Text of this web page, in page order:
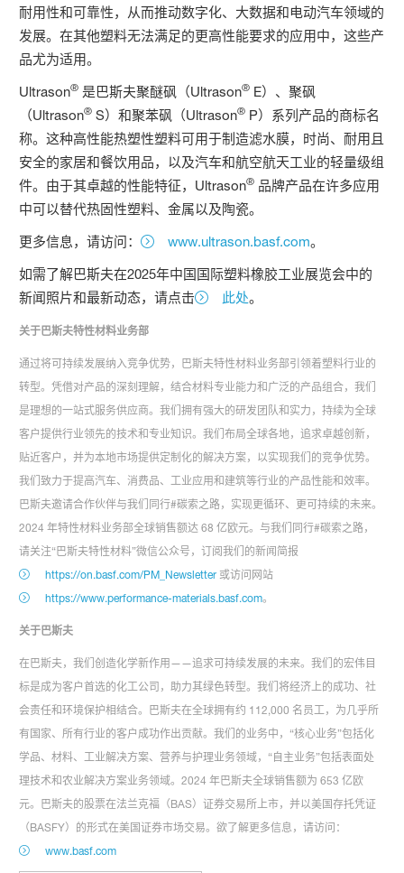
耐用性和可靠性，从而推动数字化、大数据和电动汽车领域的
发展。在其他塑料无法满足的更高性能要求的应用中，这些产
品尤为适用。
Ultrason® 是巴斯夫聚醚砜（Ultrason® E）、聚砜
（Ultrason® S）和聚苯砜（Ultrason® P）系列产品的商标名
称。这种高性能热塑性塑料可用于制造滤水膜，时尚、耐用且
安全的家居和餐饮用品，以及汽车和航空航天工业的轻量级组
件。由于其卓越的性能特征，Ultrason® 品牌产品在许多应用
中可以替代热固性塑料、金属以及陶瓷。
更多信息，请访问：
www.ultrason.basf.com。
如需了解巴斯夫在2025年中国国际塑料橡胶工业展览会中的
新闻照片和最新动态，请点击
此处。
关于巴斯夫特性材料业务部
通过将可持续发展纳入竞争优势，巴斯夫特性材料业务部引领着塑料行业的
转型。凭借对产品的深刻理解，结合材料专业能力和广泛的产品组合，我们
是理想的一站式服务供应商。我们拥有强大的研发团队和实力，持续为全球
客户提供行业领先的技术和专业知识。我们布局全球各地，追求卓越创新，
贴近客户，并为本地市场提供定制化的解决方案，以实现我们的竞争优势。
我们致力于提高汽车、消费品、工业应用和建筑等行业的产品性能和效率。
巴斯夫邀请合作伙伴与我们同行#碳索之路，实现更循环、更可持续的未来。
2024 年特性材料业务部全球销售额达 68 亿欧元。与我们同行#碳索之路，
请关注“巴斯夫特性材料”微信公众号，订阅我们的新闻简报
https://on.basf.com/PM_Newsletter或访问网站
https://www.performance-materials.basf.com。
关于巴斯夫
在巴斯夫，我们创造化学新作用——追求可持续发展的未来。我们的宏伟目
标是成为客户首选的化工公司，助力其绿色转型。我们将经济上的成功、社
会责任和环境保护相结合。巴斯夫在全球拥有约 112,000 名员工，为几乎所
有国家、所有行业的客户成功作出贡献。我们的业务中，“核心业务”包括化
学品、材料、工业解决方案、营养与护理业务领域，“自主业务”包括表面处
理技术和农业解决方案业务领域。2024 年巴斯夫全球销售额为 653 亿欧
元。巴斯夫的股票在法兰克福（BAS）证券交易所上市，并以美国存托凭证
（BASFY）的形式在美国证券市场交易。欲了解更多信息，请访问：
www.basf.com